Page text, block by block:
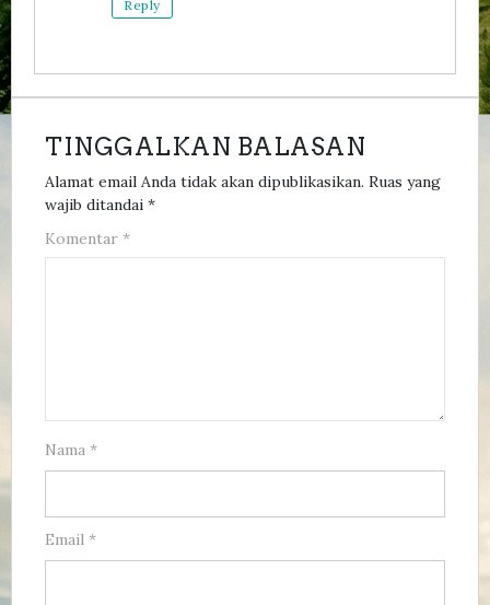
Reply
TINGGALKAN BALASAN
Alamat email Anda tidak akan dipublikasikan. Ruas yang
wajib ditandai *
Komentar *
Nama *
Email *